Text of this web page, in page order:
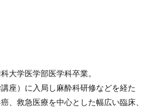
大学医学部医学科卒業。
座）に入局し麻酔科研修などを経た
、救急医療を中心とした幅広い臨床、